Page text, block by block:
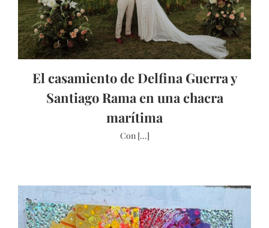
El casamiento de Delfina Guerra y
Santiago Rama en una chacra
marítima
Con [...]